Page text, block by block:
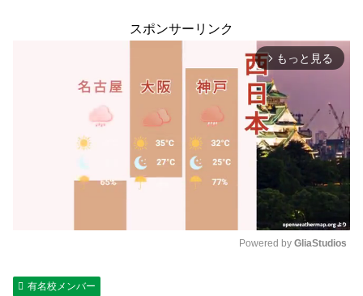
スポンサーリンク
arrow_forward_ios もっと見る
Powered by GliaStudios
有名校メンバー